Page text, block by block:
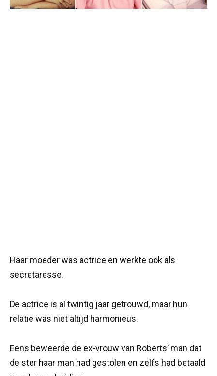
Haar moeder was actrice en werkte ook als
secretaresse.
De actrice is al twintig jaar getrouwd, maar hun
relatie was niet altijd harmonieus.
Eens beweerde de ex-vrouw van Roberts’ man dat
de ster haar man had gestolen en zelfs had betaald